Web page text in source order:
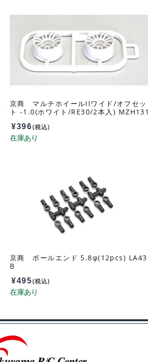
京商 マルチホイールIIワイド/オフセッ
ト -1.0(ホワイト/RE30/2本入) MZH131
¥396(税込)
京商 ボールエンド 5.8φ(12pcs) LA43
B
¥495(税込)